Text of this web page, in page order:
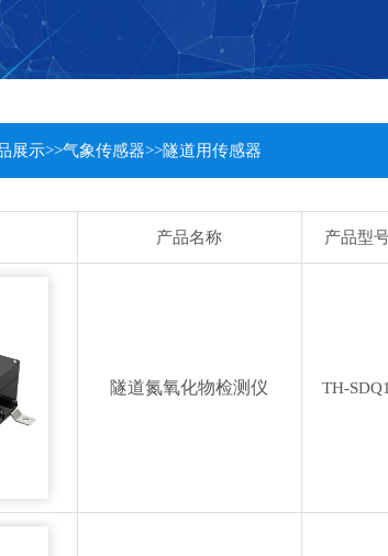
展示>>气象传感器>>隧道用传感器
产品名称 产品型
隧道氮氧化物检测仪 TH-